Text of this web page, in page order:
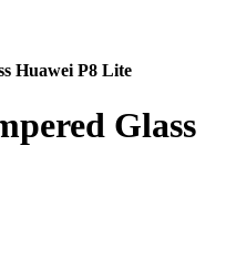
Huawei P8 Lite
Glass